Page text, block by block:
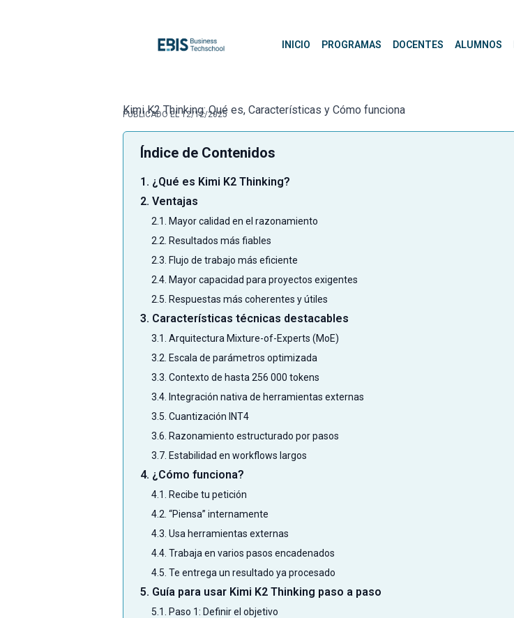
INICIO PROGRAMAS DOCENTES ALUMNOS
Kimi K2 Thinking: Qué es, Características y Cómo funciona
PUBLICADO EL 12/12/2025
Índice de Contenidos
1. ¿Qué es Kimi K2 Thinking?
2. Ventajas
2.1. Mayor calidad en el razonamiento
2.2. Resultados más fiables
2.3. Flujo de trabajo más eficiente
2.4. Mayor capacidad para proyectos exigentes
2.5. Respuestas más coherentes y útiles
3. Características técnicas destacables
3.1. Arquitectura Mixture-of-Experts (MoE)
3.2. Escala de parámetros optimizada
3.3. Contexto de hasta 256 000 tokens
3.4. Integración nativa de herramientas externas
3.5. Cuantización INT4
3.6. Razonamiento estructurado por pasos
3.7. Estabilidad en workflows largos
4. ¿Cómo funciona?
4.1. Recibe tu petición
4.2. “Piensa” internamente
4.3. Usa herramientas externas
4.4. Trabaja en varios pasos encadenados
4.5. Te entrega un resultado ya procesado
5. Guía para usar Kimi K2 Thinking paso a paso
5.1. Paso 1: Definir el objetivo